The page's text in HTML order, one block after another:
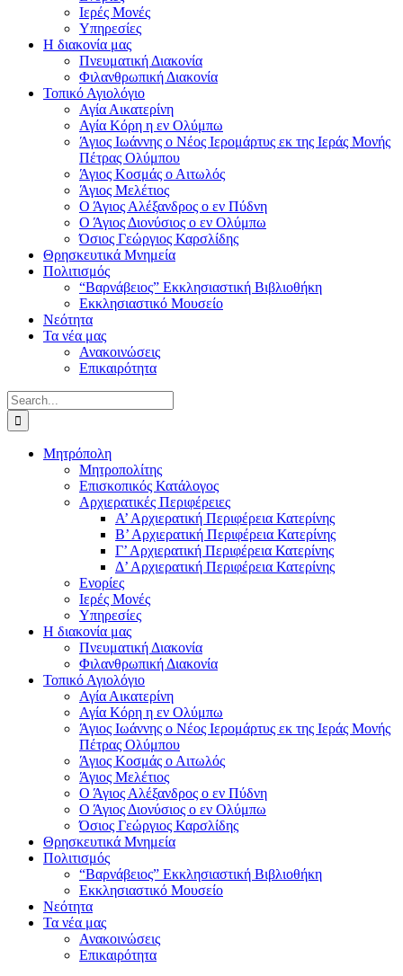
Ιερές Μονές
Υπηρεσίες
Η διακονία μας
Πνευματική Διακονία
Φιλανθρωπική Διακονία
Τοπικό Αγιολόγιο
Αγία Αικατερίνη
Αγία Κόρη η εν Ολύμπω
Άγιος Ιωάννης ο Νέος Ιερομάρτυς εκ της Ιεράς Μονής
Πέτρας Ολύμπου
Άγιος Κοσμάς ο Αιτωλός
Άγιος Μελέτιος
Ο Άγιος Αλέξανδρος ο εν Πύδνη
Ο Άγιος Διονύσιος ο εν Ολύμπω
Όσιος Γεώργιος Καρσλίδης
Θρησκευτικά Μνημεία
Πολιτισμός
“Βαρνάβειος” Εκκλησιαστική Βιβλιοθήκη
Εκκλησιαστικό Μουσείο
Νεότητα
Τα νέα μας
Ανακοινώσεις
Επικαιρότητα
Search
for:
Μητρόπολη
Μητροπολίτης
Επισκοπικός Κατάλογος
Αρχιερατικές Περιφέρειες
Α’ Αρχιερατική Περιφέρεια Κατερίνης
Β’ Αρχιερατική Περιφέρεια Κατερίνης
Γ’ Αρχιερατική Περιφέρεια Κατερίνης
Δ’ Αρχιερατική Περιφέρεια Κατερίνης
Ενορίες
Ιερές Μονές
Υπηρεσίες
Η διακονία μας
Πνευματική Διακονία
Φιλανθρωπική Διακονία
Τοπικό Αγιολόγιο
Αγία Αικατερίνη
Αγία Κόρη η εν Ολύμπω
Άγιος Ιωάννης ο Νέος Ιερομάρτυς εκ της Ιεράς Μονής
Πέτρας Ολύμπου
Άγιος Κοσμάς ο Αιτωλός
Άγιος Μελέτιος
Ο Άγιος Αλέξανδρος ο εν Πύδνη
Ο Άγιος Διονύσιος ο εν Ολύμπω
Όσιος Γεώργιος Καρσλίδης
Θρησκευτικά Μνημεία
Πολιτισμός
“Βαρνάβειος” Εκκλησιαστική Βιβλιοθήκη
Εκκλησιαστικό Μουσείο
Νεότητα
Τα νέα μας
Ανακοινώσεις
Επικαιρότητα